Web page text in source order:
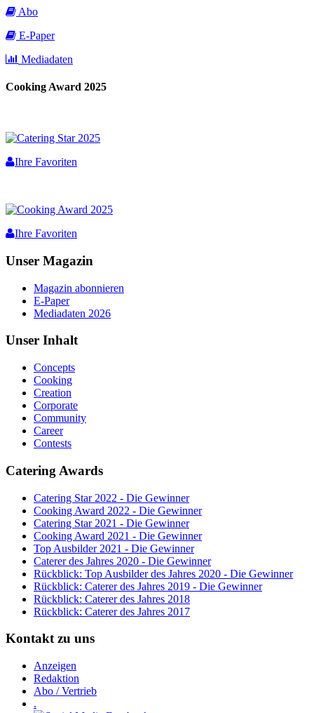
Abo
E-Paper
Mediadaten
Cooking Award 2025
Ihre Favoriten
Ihre Favoriten
Unser Magazin
Magazin abonnieren
E-Paper
Mediadaten 2026
Unser Inhalt
Concepts
Cooking
Creation
Corporate
Community
Career
Contests
Catering Awards
Catering Star 2022 - Die Gewinner
Cooking Award 2022 - Die Gewinner
Catering Star 2021 - Die Gewinner
Cooking Award 2021 - Die Gewinner
Top Ausbilder 2021 - Die Gewinner
Caterer des Jahres 2020 - Die Gewinner
Rückblick: Top Ausbilder des Jahres 2020 - Die Gewinner
Rückblick: Caterer des Jahres 2019 - Die Gewinner
Rückblick: Caterer des Jahres 2018
Rückblick: Caterer des Jahres 2017
Kontakt zu uns
Anzeigen
Redaktion
Abo / Vertrieb
.